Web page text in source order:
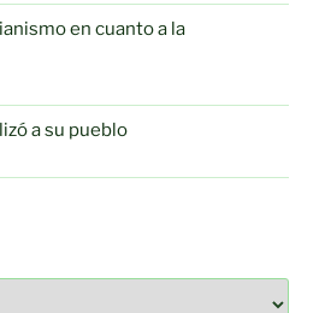
en cuanto a la
a su pueblo